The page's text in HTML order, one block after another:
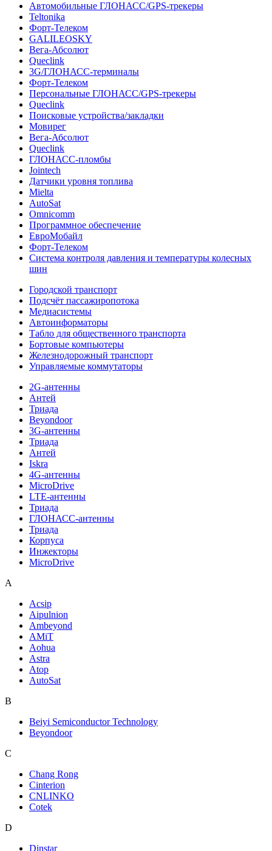
Автомобильные ГЛОНАСС/GPS-трекеры
Teltonika
Форт-Телеком
GALILEOSKY
Вега-Абсолют
Queclink
3G/ГЛОНАСС-терминалы
Форт-Телеком
Персональные ГЛОНАСС/GPS-трекеры
Queclink
Поисковые устройства/закладки
Мовирег
Вега-Абсолют
Queclink
ГЛОНАСС-пломбы
Jointech
Датчики уровня топлива
Mielta
AutoSat
Omnicomm
Программное обеспечение
ЕвроМобайл
Форт-Телеком
Система контроля давления и температуры колесных
шин
Городской транспорт
Подсчёт пассажиропотока
Медиасистемы
Автоинформаторы
Табло для общественного транспорта
Бортовые компьютеры
Железнодорожный транспорт
Управляемые коммутаторы
2G-антенны
Антей
Триада
Beyondoor
3G-антенны
Триада
Антей
Iskra
4G-антенны
MicroDrive
LTE-антенны
Триада
ГЛОНАСС-антенны
Триада
Корпуса
Инжекторы
MicroDrive
A
Acsip
Aipulnion
Ambeyond
AMiT
Aohua
Astra
Atop
AutoSat
B
Beiyi Semiconductor Technology
Beyondoor
C
Chang Rong
Cinterion
CNLINKO
Cotek
D
Dinstar